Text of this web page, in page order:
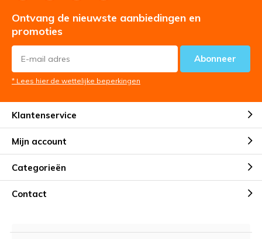
Ontvang de nieuwste aanbiedingen en
promoties
Abonneer
* Lees hier de wettelijke beperkingen
Klantenservice
Mijn account
Categorieën
Contact